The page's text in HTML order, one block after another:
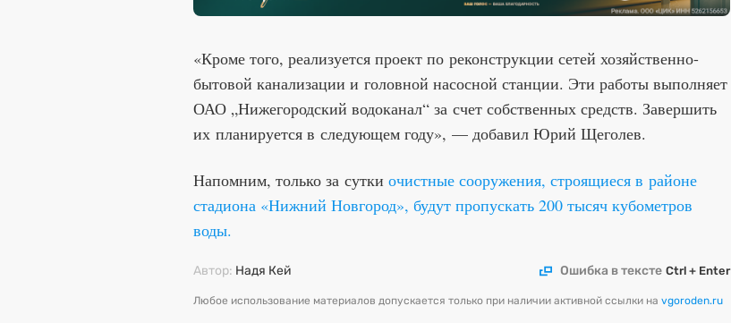
«Кроме того, реализуется проект по реконструкции сетей хозяйственно-
бытовой канализации и головной насосной станции. Эти работы выполняет
ОАО „Нижегородский водоканал“ за счет собственных средств. Завершить
их планируется в следующем году», — добавил Юрий Щеголев.
Напомним, только за сутки очистные сооружения, строящиеся в районе
стадиона «Нижний Новгород», будут пропускать 200 тысяч кубометров
воды.
Автор: Надя Кей Ошибка в тексте Ctrl + Enter
Любое использование материалов допускается только при наличии активной ссылки на vgoroden.ru